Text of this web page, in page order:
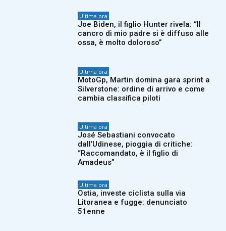
Ultima ora
Joe Biden, il figlio Hunter rivela: “Il
cancro di mio padre si è diffuso alle
ossa, è molto doloroso”
Ultima ora
MotoGp, Martin domina gara sprint a
Silverstone: ordine di arrivo e come
cambia classifica piloti
Ultima ora
José Sebastiani convocato
dall’Udinese, pioggia di critiche:
“Raccomandato, è il figlio di
Amadeus”
Ultima ora
Ostia, investe ciclista sulla via
Litoranea e fugge: denunciato
51enne